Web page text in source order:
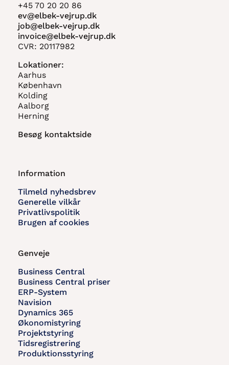
+45 70 20 20 86
ev@elbek-vejrup.dk
job@elbek-vejrup.dk
invoice@elbek-vejrup.dk
CVR: 20117982
Lokationer:
Aarhus
København
Kolding
Aalborg
Herning
Besøg kontaktside
Information
Tilmeld nyhedsbrev
Generelle vilkår
Privatlivspolitik
Brugen af cookies
Genveje
Business Central
Business Central priser
ERP-System
Navision
Dynamics 365
Økonomistyring
Projektstyring
Tidsregistrering
Produktionsstyring